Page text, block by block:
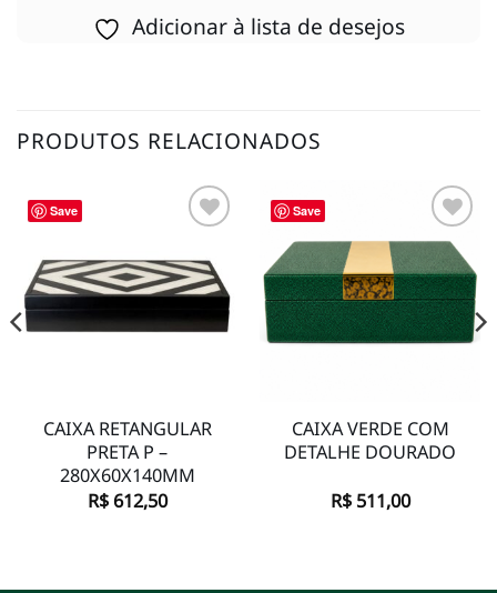
Adicionar à lista de desejos
PRODUTOS RELACIONADOS
Save
à lista de
desejos
CAIXA RETANGULAR
PRETA P –
280X60X140MM
R$612,50
Save
Adicionar
à lista de
desejos
CAIXA VERDE COM
DETALHE DOURADO
R$511,00